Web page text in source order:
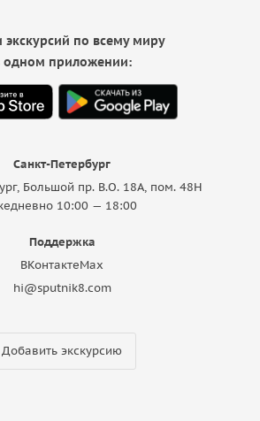
Санкт-Петербург
Большой пр. В.О. 18A, пом. 48Н
10:00 — 18:00
Поддержка
ВКонтактеMax
hi@sputnik8.com
Добавить экскурсию
экскурсий по всему миру
одном приложении: